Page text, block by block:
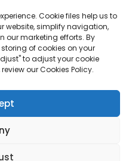
Cookie files help us to
website, simplify navigation,
our marketing efforts. By
of cookies on your
to adjust your cookie
our Cookies Policy.